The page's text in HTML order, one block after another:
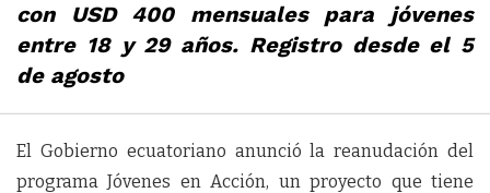
con USD 400 mensuales para jóvenes
entre 18 y 29 años. Registro desde el 5
de agosto
El Gobierno ecuatoriano anunció la reanudación del
programa Jóvenes en Acción, un proyecto que tiene